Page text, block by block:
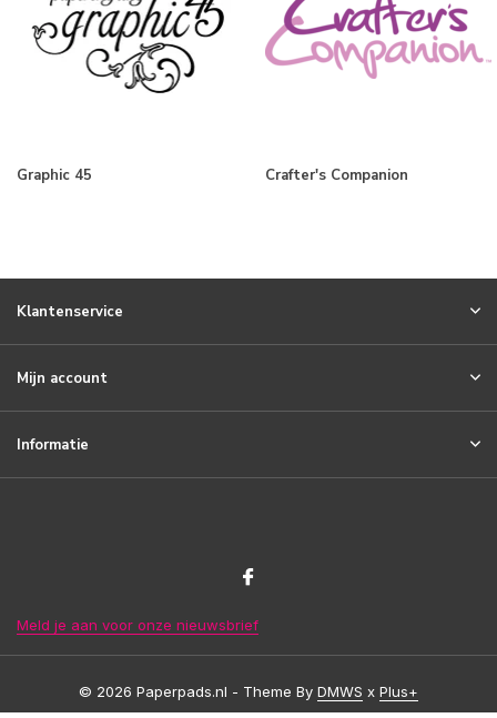
Graphic 45 Crafter's Companion
Klantenservice
Mijn account
Informatie
Meld je aan voor onze nieuwsbrief
© 2026 Paperpads.nl - Theme By DMWS x Plus+